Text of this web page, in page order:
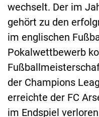
wechselt. Der im
gehört zu den
im englischen
Pokalwettbewerb
der Champions
erreichte der FC
im Endspiel